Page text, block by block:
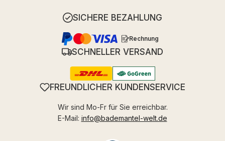
SICHERE BEZAHLUNG
Rechnung
SCHNELLER VERSAND
FREUNDLICHER KUNDENSERVICE
Wir sind Mo-Fr für Sie erreichbar.
E-Mail: info@bademantel-welt.de